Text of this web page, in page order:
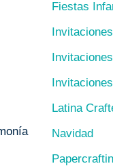
Fiestas
Invitaciones
Latina
Navidad